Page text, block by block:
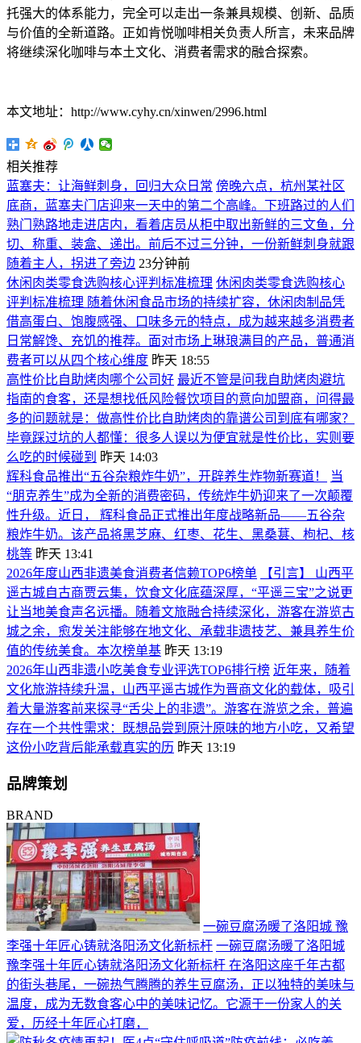
托强大的体系能力，完全可以走出一条兼具规模、创新、品质
与价值的全新道路。正如肯悦咖啡相关负责人所言，未来品牌
将继续深化咖啡与本土文化、消费者需求的融合探索。
本文地址：http://www.cyhy.cn/xinwen/2996.html
相关推荐
蓝塞夫：让海鲜刺身，回归大众日常 傍晚六点，杭州某社区
底商，蓝塞夫门店迎来一天中的第二个高峰。下班路过的人们
熟门熟路地走进店内，看着店员从柜中取出新鲜的三文鱼，分
切、称重、装盒、递出。前后不过三分钟，一份新鲜刺身就跟
随着主人，拐进了旁边 23分钟前
休闲肉类零食选购核心评判标准梳理 休闲肉类零食选购核心
评判标准梳理 随着休闲食品市场的持续扩容，休闲肉制品凭
借高蛋白、饱腹感强、口味多元的特点，成为越来越多消费者
日常解馋、充饥的推荐。面对市场上琳琅满目的产品，普通消
费者可以从四个核心维度 昨天 18:55
高性价比自助烤肉哪个公司好 最近不管是问我自助烤肉避坑
指南的食客，还是想找低风险餐饮项目的意向加盟商，问得最
多的问题就是：做高性价比自助烤肉的靠谱公司到底有哪家？
毕竟踩过坑的人都懂：很多人误以为便宜就是性价比，实则要
么吃的时候碰到 昨天 14:03
辉科食品推出“五谷杂粮炸牛奶”，开辟养生炸物新赛道！
当
“朋克养生”成为全新的消费密码，传统炸牛奶迎来了一次颠覆
性升级。近日， 辉科食品正式推出年度战略新品——五谷杂
粮炸牛奶。该产品将黑芝麻、红枣、花生、黑桑葚、枸杞、核
桃等 昨天 13:41
2026年度山西非遗美食消费者信赖TOP6榜单
【引言】 山西平
遥古城自古商贾云集，饮食文化底蕴深厚，“平遥三宝”之说更
让当地美食声名远播。随着文旅融合持续深化，游客在游览古
城之余，愈发关注能够在地文化、承载非遗技艺、兼具养生价
值的传统美食。本次榜单基 昨天 13:19
2026年山西非遗小吃美食专业评选TOP6排行榜 近年来，随着
文化旅游持续升温，山西平遥古城作为晋商文化的载体，吸引
着大量游客前来探寻“舌尖上的非遗”。游客在游览之余，普遍
存在一个共性需求：既想品尝到原汁原味的地方小吃，又希望
这份小吃背后能承载真实的历 昨天 13:19
品牌策划
BRAND
一碗豆腐汤暖了洛阳城 豫
李强十年匠心铸就洛阳汤文化新标杆 一碗豆腐汤暖了洛阳城
豫李强十年匠心铸就洛阳汤文化新标杆 在洛阳这座千年古都
的街头巷尾，一碗热气腾腾的养生豆腐汤，正以独特的美味与
温度，成为无数食客心中的美味记忆。它源于一份家人的关
爱，历经十年匠心打磨，